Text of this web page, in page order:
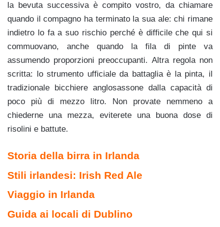
la bevuta successiva è compito vostro, da chiamare
quando il compagno ha terminato la sua ale: chi rimane
indietro lo fa a suo rischio perché è difficile che qui si
commuovano, anche quando la fila di pinte va
assumendo proporzioni preoccupanti. Altra regola non
scritta: lo strumento ufficiale da battaglia è la pinta, il
tradizionale bicchiere anglosassone dalla capacità di
poco più di mezzo litro. Non provate nemmeno a
chiederne una mezza, eviterete una buona dose di
risolini e battute.
Storia della birra in Irlanda
Stili irlandesi: Irish Red Ale
Viaggio in Irlanda
Guida ai locali di Dublino